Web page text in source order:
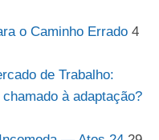
o Caminho Errado 4
de Trabalho:
à adaptação?